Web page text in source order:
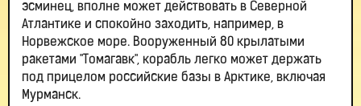
эсминец, вполне может действовать в Северной
Атлантике и спокойно заходить, например, в
Норвежское море. Вооруженный 80 крылатыми
ракетами "Томагавк", корабль легко может держать
под прицелом российские базы в Арктике, включая
Мурманск.